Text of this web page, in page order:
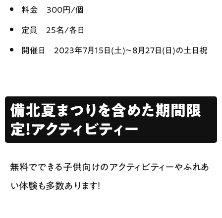
料金 300円/個
定員 25名/各日
開催日 2023年7月15日(土)〜8月27日(日)の土日祝
備北夏まつりを含めた期間限
定！アクティビティー
無料でできる子供向けのアクティビティーやふれあ
い体験も多数あります！